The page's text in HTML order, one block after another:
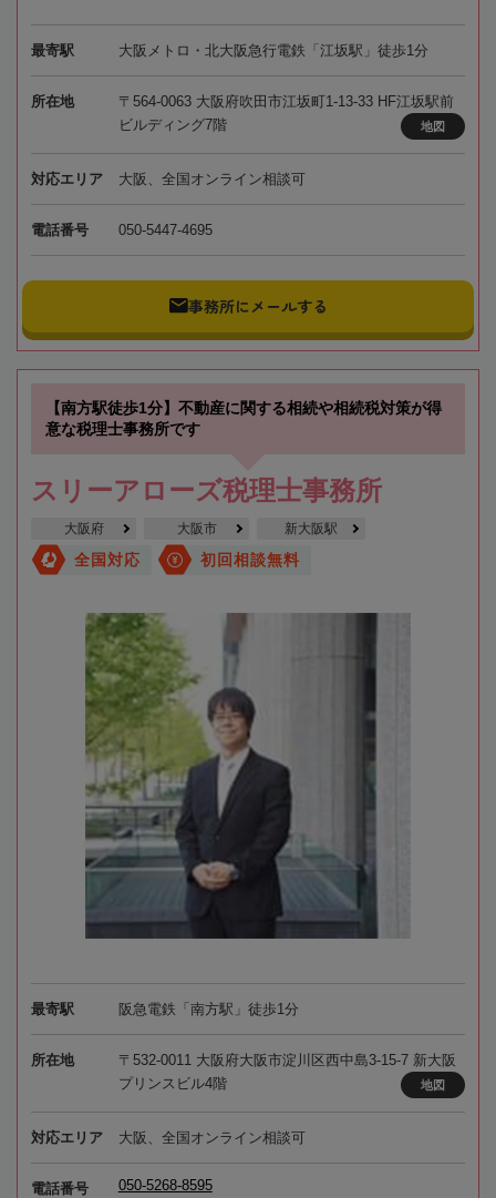
最寄駅 大阪メトロ・北大阪急行電鉄「江坂駅」徒歩1分
所在地
〒564-0063 大阪府吹田市江坂町1-13-33 HF江坂駅前
ビルディング7階
地図
対応エリア 大阪、全国オンライン相談可
電話番号 050-5447-4695
事務所にメールする
【南方駅徒歩1分】不動産に関する相続や相続税対策が得
意な税理士事務所です
スリーアローズ税理士事務所
大阪府 大阪市 新大阪駅
全国対応 初回相談無料
最寄駅 阪急電鉄「南方駅」徒歩1分
所在地
〒532-0011 大阪府大阪市淀川区西中島3-15-7 新大阪
プリンスビル4階
地図
対応エリア 大阪、全国オンライン相談可
電話番号 050-5268-8595